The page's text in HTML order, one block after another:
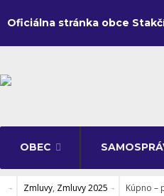
Oficiálna stránka obce
OBEC
Zmluvy, Zmluvy 2025 Kúpno –